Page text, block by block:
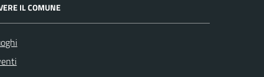
IL COMUNE